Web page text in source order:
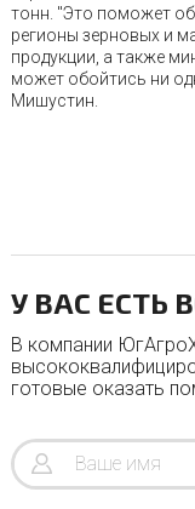
тонн. "Это поможет
регионы зерновых и
продукции, а также
может обойтись ни
Мишустин.
У ВАС ЕСТЬ
В компании
готовые оказать